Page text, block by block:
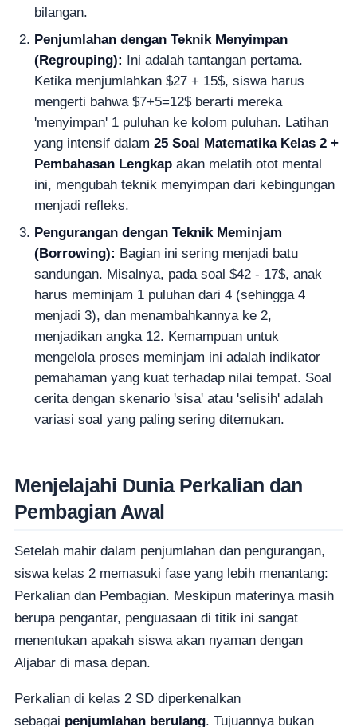
bilangan.
Penjumlahan dengan Teknik Menyimpan
(Regrouping): Ini adalah tantangan pertama.
Ketika menjumlahkan $27 + 15$, siswa harus
mengerti bahwa $7+5=12$ berarti mereka
'menyimpan' 1 puluhan ke kolom puluhan. Latihan
yang intensif dalam 25 Soal Matematika Kelas 2 +
Pembahasan Lengkap akan melatih otot mental
ini, mengubah teknik menyimpan dari kebingungan
menjadi refleks.
Pengurangan dengan Teknik Meminjam
(Borrowing): Bagian ini sering menjadi batu
sandungan. Misalnya, pada soal $42 - 17$, anak
harus meminjam 1 puluhan dari 4 (sehingga 4
menjadi 3), dan menambahkannya ke 2,
menjadikan angka 12. Kemampuan untuk
mengelola proses meminjam ini adalah indikator
pemahaman yang kuat terhadap nilai tempat. Soal
cerita dengan skenario 'sisa' atau 'selisih' adalah
variasi soal yang paling sering ditemukan.
Menjelajahi Dunia Perkalian dan
Pembagian Awal
Setelah mahir dalam penjumlahan dan pengurangan,
siswa kelas 2 memasuki fase yang lebih menantang:
Perkalian dan Pembagian. Meskipun materinya masih
berupa pengantar, penguasaan di titik ini sangat
menentukan apakah siswa akan nyaman dengan
Aljabar di masa depan.
Perkalian di kelas 2 SD diperkenalkan
sebagai penjumlahan berulang. Tujuannya bukan